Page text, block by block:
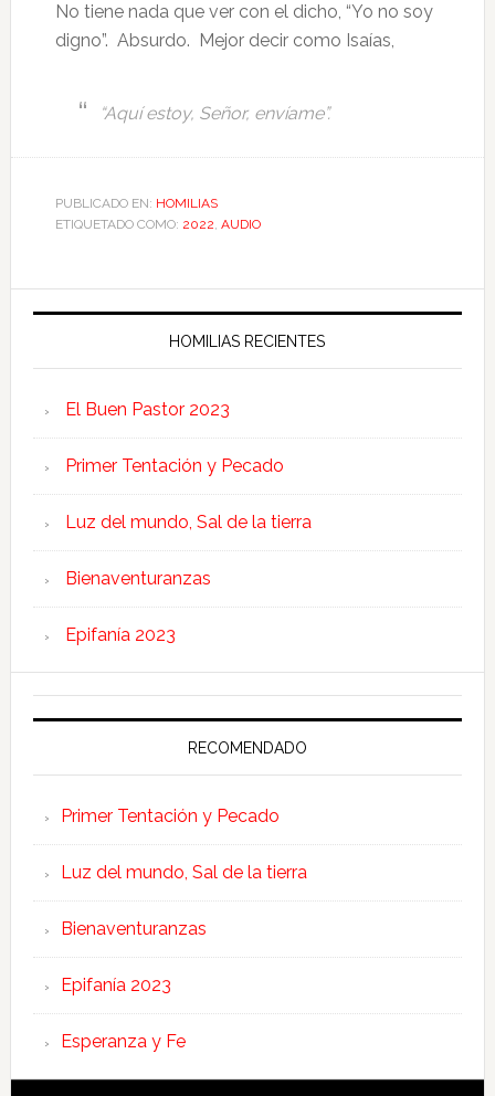
No tiene nada que ver con el dicho, “Yo no soy
digno”. Absurdo. Mejor decir como Isaías,
“Aquí estoy, Señor, envíame”.
PUBLICADO EN: HOMILIAS
ETIQUETADO COMO: 2022, AUDIO
HOMILIAS RECIENTES
El Buen Pastor 2023
Primer Tentación y Pecado
Luz del mundo, Sal de la tierra
Bienaventuranzas
Epifanía 2023
RECOMENDADO
Primer Tentación y Pecado
Luz del mundo, Sal de la tierra
Bienaventuranzas
Epifanía 2023
Esperanza y Fe